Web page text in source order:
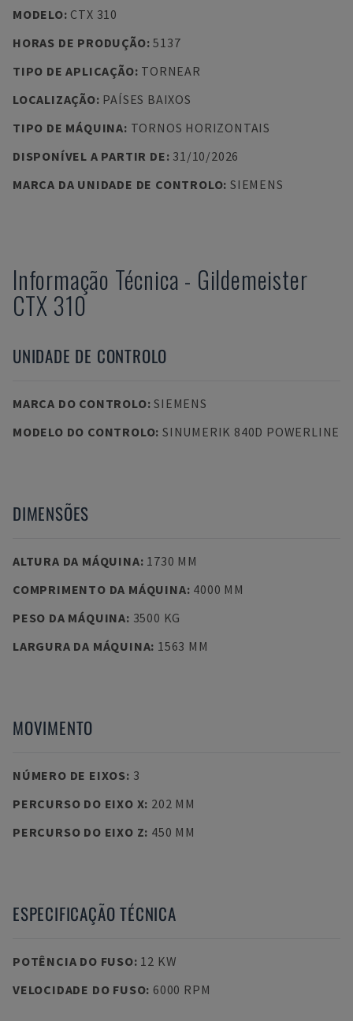
MODELO: CTX 310
HORAS DE PRODUÇÃO:5137
TIPO DE APLICAÇÃO: TORNEAR
LOCALIZAÇÃO: PAÍSES BAIXOS
TIPO DE MÁQUINA: TORNOS HORIZONTAIS
DISPONÍVEL A PARTIR DE: 31/10/2026
MARCA DA UNIDADE DE CONTROLO: SIEMENS
Informação Técnica - Gildemeister
CTX 310
UNIDADE DE CONTROLO
MARCA DO CONTROLO:SIEMENS
MODELO DO CONTROLO: SINUMERIK 840D POWERLINE
DIMENSÕES
ALTURA DA MÁQUINA: 1730 MM
COMPRIMENTO DA MÁQUINA: 4000 MM
PESO DA MÁQUINA: 3500 KG
LARGURA DA MÁQUINA: 1563 MM
MOVIMENTO
NÚMERO DE EIXOS: 3
PERCURSO DO EIXO X: 202 MM
PERCURSO DO EIXO Z: 450 MM
ESPECIFICAÇÃO TÉCNICA
POTÊNCIA DO FUSO: 12 KW
VELOCIDADE DO FUSO: 6000 RPM